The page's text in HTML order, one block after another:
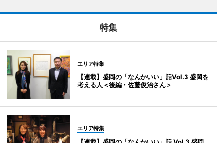
特集
エリア特集
【連載】盛岡の「なんかいい」話Vol.3 盛岡を
考える人＜後編・佐藤俊治さん＞
エリア特集